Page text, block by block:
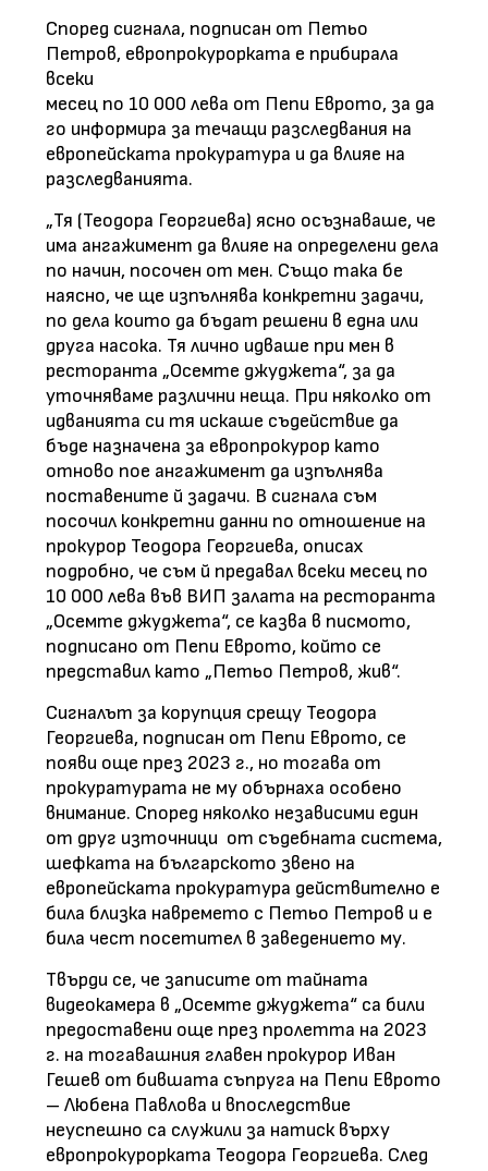
Според сигнала, подписан от Петьо
Петров, европрокурорката е прибирала
всеки
месец по 10 000 лева от Пепи Еврото, за да
го информира за течащи разследвания на
европейската прокуратура и да влияе на
разследванията.
„Тя (Теодора Георгиева) ясно осъзнаваше, че
има ангажимент да влияе на определени дела
по начин, посочен от мен. Също така бе
наясно, че ще изпълнява конкретни задачи,
по дела които да бъдат решени в една или
друга насока. Тя лично идваше при мен в
ресторанта „Осемте джуджета“, за да
уточняваме различни неща. При няколко от
идванията си тя искаше съдействие да
бъде назначена за европрокурор като
отново пое ангажимент да изпълнява
поставените й задачи. В сигнала съм
посочил конкретни данни по отношение на
прокурор Теодора Георгиева, описах
подробно, че съм й предавал всеки месец по
10 000 лева във ВИП залата на ресторанта
„Осемте джуджета“, се казва в писмото,
подписано от Пепи Еврото, който се
представил като „Петьо Петров, жив“.
Сигналът за корупция срещу Теодора
Георгиева, подписан от Пепи Еврото, се
появи още през 2023 г., но тогава от
прокуратурата не му обърнаха особено
внимание. Според няколко независими един
от друг източници от съдебната система,
шефката на българското звено на
европейската прокуратура действително е
била близка навремето с Петьо Петров и е
била чест посетител в заведението му.
Твърди се, че записите от тайната
видеокамера в „Осемте джуджета“ са били
предоставени още през пролетта на 2023
г. на тогавашния главен прокурор Иван
Гешев от бившата съпруга на Пепи Еврото
– Любена Павлова и впоследствие
неуспешно са служили за натиск върху
европрокурорката Теодора Георгиева. След